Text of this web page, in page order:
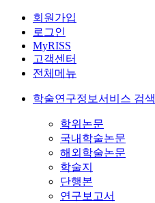
회원가입
로그인
MyRISS
고객센터
전체메뉴
학술연구정보서비스 검색
학위논문
국내학술논문
해외학술논문
학술지
단행본
연구보고서